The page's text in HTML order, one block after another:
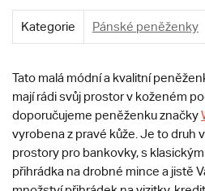
Kategorie Pánské peněženky
Tato malá módní a kvalitní
mají rádi svůj prostor v koženém
doporučujeme peněženku značky
vyrobena z pravé kůže. Je to druh
prostory pro bankovky, s
přihrádka na drobné mince a jistě